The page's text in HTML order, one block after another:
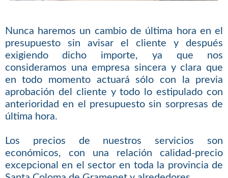
Nunca haremos un cambio de última hora en el
presupuesto sin avisar el cliente y después
exigiendo dicho importe, ya que nos
consideramos una empresa sincera y clara que
en todo momento actuará sólo con la previa
aprobación del cliente y todo lo estipulado con
anterioridad en el presupuesto sin sorpresas de
última hora.
Los precios de nuestros servicios son
económicos, con una relación calidad-precio
excepcional en el sector en toda la provincia de